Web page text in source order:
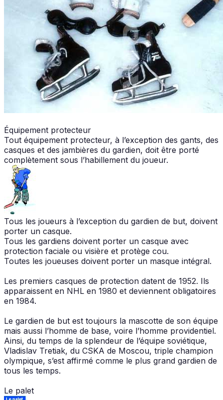
Équipement protecteur
Tout équipement protecteur, à l’exception des gants, des
casques et des jambières du gardien, doit être porté
complètement sous l’habillement du joueur.
Tous les joueurs à l’exception du gardien de but, doivent
porter un casque.
Tous les gardiens doivent porter un casque avec
protection faciale ou visière et protège cou.
Toutes les joueuses doivent porter un masque intégral.
Les premiers casques de protection datent de 1952. Ils
apparaissent en NHL en 1980 et deviennent obligatoires
en 1984.
Le gardien de but est toujours la mascotte de son équipe
mais aussi l’homme de base, voire l’homme providentiel.
Ainsi, du temps de la splendeur de l’équipe soviétique,
Vladislav Tretiak, du CSKA de Moscou, triple champion
olympique, s’est affirmé comme le plus grand gardien de
tous les temps.
Le palet